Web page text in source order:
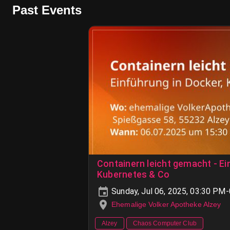
Past Events
Containern leicht gemacht -
Kubernetes & Co
Sunday, Jul 06, 2025, 03:30
Ehemalige Volker Apotheke Alzey
Alzey Chaos Computer Club